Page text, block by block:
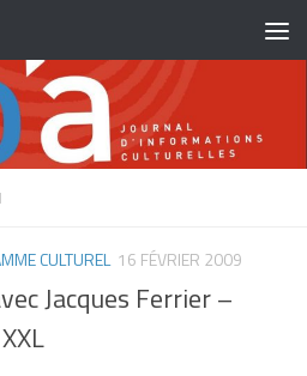
CULTUREL 16 FÉVRIER 2009
Jacques Ferrier –